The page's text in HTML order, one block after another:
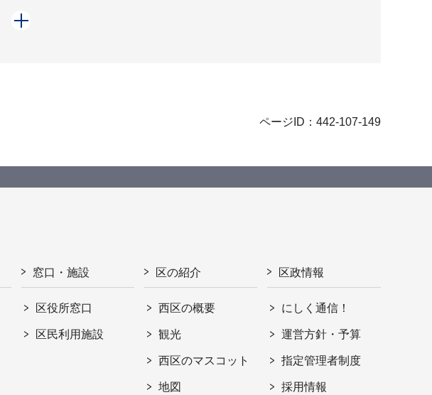
ページID：442-107-149
窓口・施設
区役所窓口
区民利用施設
区の紹介
西区の概要
観光
西区のマスコット
地図
区政情報
にしく通信！
運営方針・予算
指定管理者制度
採用情報